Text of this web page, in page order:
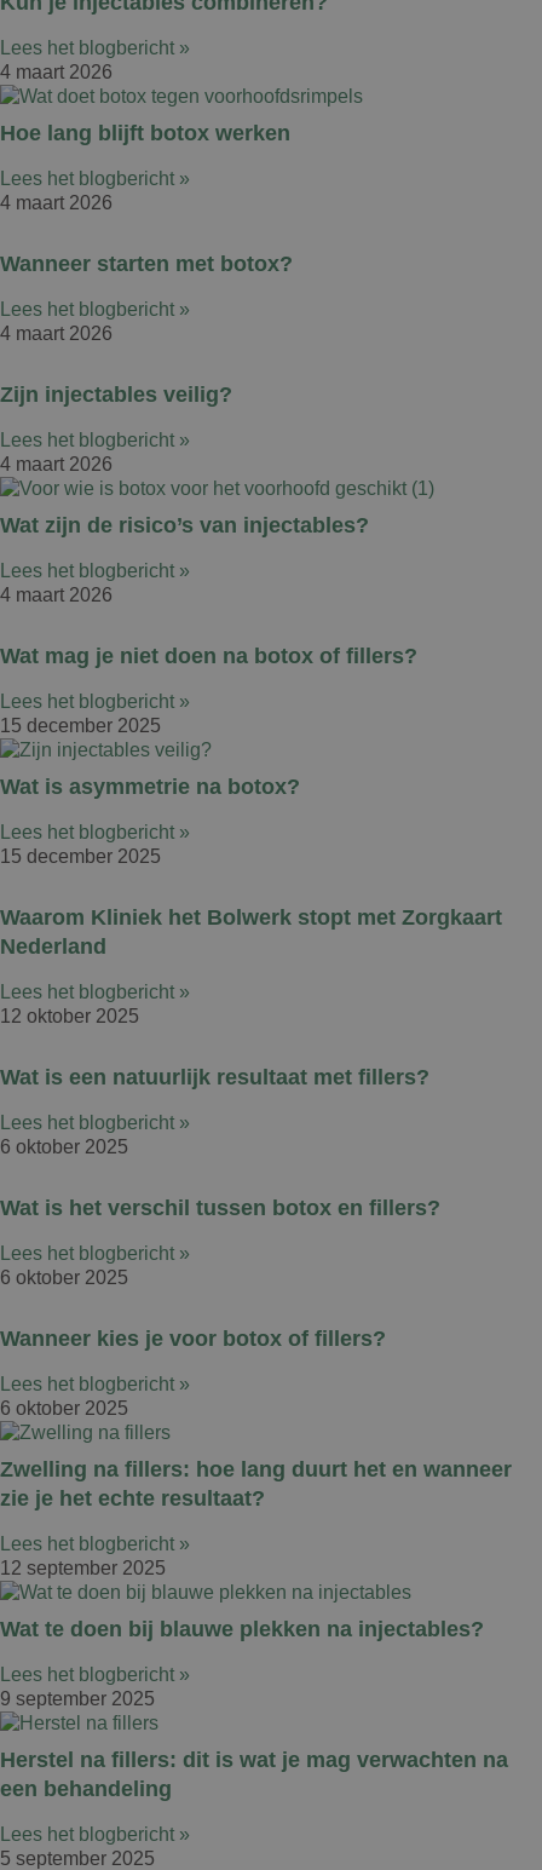
Lees het blogbericht »
4 maart 2026
Hoe lang blijft botox werken
Lees het blogbericht »
4 maart 2026
Wanneer starten met botox?
Lees het blogbericht »
4 maart 2026
Zijn injectables veilig?
Lees het blogbericht »
4 maart 2026
Wat zijn de risico’s van injectables?
Lees het blogbericht »
4 maart 2026
Wat mag je niet doen na botox of fillers?
Lees het blogbericht »
15 december 2025
Wat is asymmetrie na botox?
Lees het blogbericht »
15 december 2025
Waarom Kliniek het Bolwerk stopt met Zorgkaart
Nederland
Lees het blogbericht »
12 oktober 2025
Wat is een natuurlijk resultaat met fillers?
Lees het blogbericht »
6 oktober 2025
Wat is het verschil tussen botox en fillers?
Lees het blogbericht »
6 oktober 2025
Wanneer kies je voor botox of fillers?
Lees het blogbericht »
6 oktober 2025
Zwelling na fillers: hoe lang duurt het en wanneer
zie je het echte resultaat?
Lees het blogbericht »
12 september 2025
Wat te doen bij blauwe plekken na injectables?
Lees het blogbericht »
9 september 2025
Herstel na fillers: dit is wat je mag verwachten na
een behandeling
Lees het blogbericht »
5 september 2025